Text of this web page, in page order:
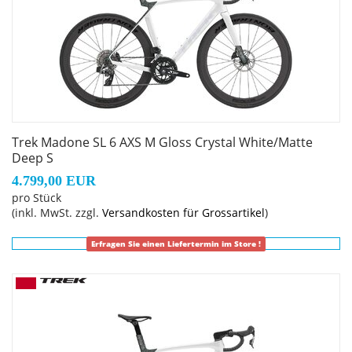
Rahmengröße: S
Rahmenmaterial: Carbon
Gangschaltung: SRAM Rival AXS, max. 36 Z. an größtem
Anzahl Gänge: 1
Schalthebel: SRAM Rival AXS E1 // SRAM Rival AXS, 12fach
Hinterradbremse: SRAM Paceline, Center Lock
Max. Bremsscheibendu
Vorderradbremse: SRAM Paceline, Center Lock
Trek Madone SL 6 AXS M Gloss Crystal White/Matte
Deep S
4.799,00 EUR
pro Stück
(inkl. MwSt. zzgl. Versandkosten für Grossartikel)
Erfragen Sie einen Liefertermin im Store !